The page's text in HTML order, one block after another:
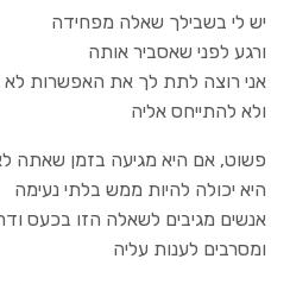
יש לי בשבילך שאלה מפחידה
ורגע לפני שאסביר אותה
אני רוצה לתת לך את האפשרות לא
ולא להתייחס אליה
פשוט, אם היא מגיעה בזמן שאתה
היא יכולה להיות ממש בלתי נעימה
אנשים מגיבים לשאלה הזו בכעס
ומסרבים לענות עליה